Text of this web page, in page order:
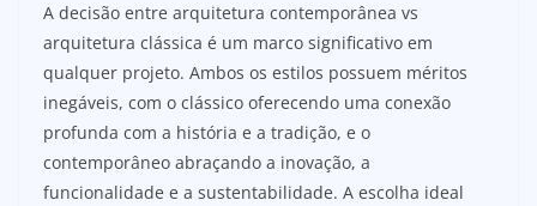
A decisão entre arquitetura contemporânea vs
arquitetura clássica é um marco significativo em
qualquer projeto. Ambos os estilos possuem méritos
inegáveis, com o clássico oferecendo uma conexão
profunda com a história e a tradição, e o
contemporâneo abraçando a inovação, a
funcionalidade e a sustentabilidade. A escolha ideal